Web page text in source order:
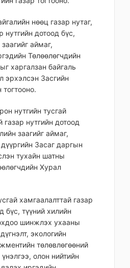
нөөц газар нутаг,
нутгийн дотоод бүс,
аймаг,
Төлөөлөгчдийн
харгалзан байгаль
эрхэлсэн Засгийн
тогтооно.
нутгийн тусгай
газар нутгийн дотоод
заагийг аймаг,
Засаг даргын
тухайн шатны
Хурал
хамгаалалттай газар
бүс, түүний хилийн
шинжлэх ухааны
экологийн
төлөвлөгөөний
олон нийтийн